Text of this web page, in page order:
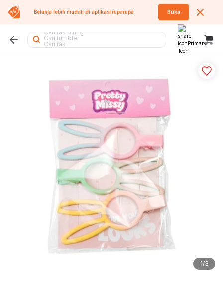
Belanja lebih mudah di aplikasi ruparupa Buka
Cari rak piring
Cari tumbler
Cari rak
Cari koper
Cari meja lipat
Cari kasur
Cari rak besi
Cari kipas angin
Cari lemari pakaian
Cari kursi kantor
Cari sofa
Cari lemari besi
Cari lemari
Cari tangga
Cari kursi
Cari meja makan
Cari meja belajar
Cari kursi lipat
1/3